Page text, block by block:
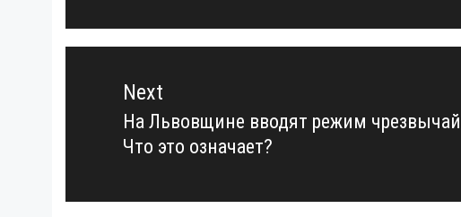
Next
Next
post:
На Львовщине вводят режим
Что это означает?